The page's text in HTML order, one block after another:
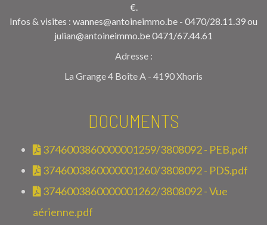
€.
Infos & visites : wannes@antoineimmo.be - 0470/28.11.39 ou
julian@antoineimmo.be 0471/67.44.61
Adresse :
La Grange 4 Boîte A - 4190 Xhoris
DOCUMENTS
3746003860000001259/3808092 - PEB.pdf
3746003860000001260/3808092 - PDS.pdf
3746003860000001262/3808092 - Vue
aérienne.pdf